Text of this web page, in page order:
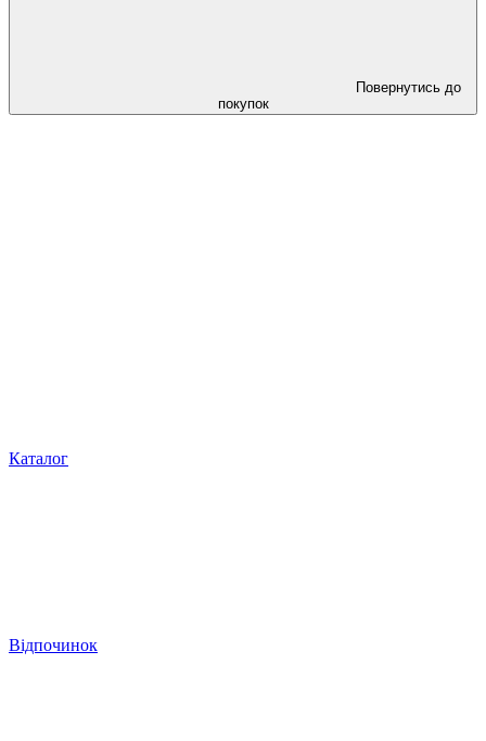
Повернутись до
покупок
Каталог
Відпочинок